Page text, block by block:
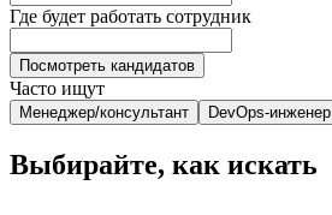
Где будет работать сотрудник
Посмотреть кандидатов
Часто ищут
Менеджер/консультант DevOps-инженер
Выбирайте, как искать